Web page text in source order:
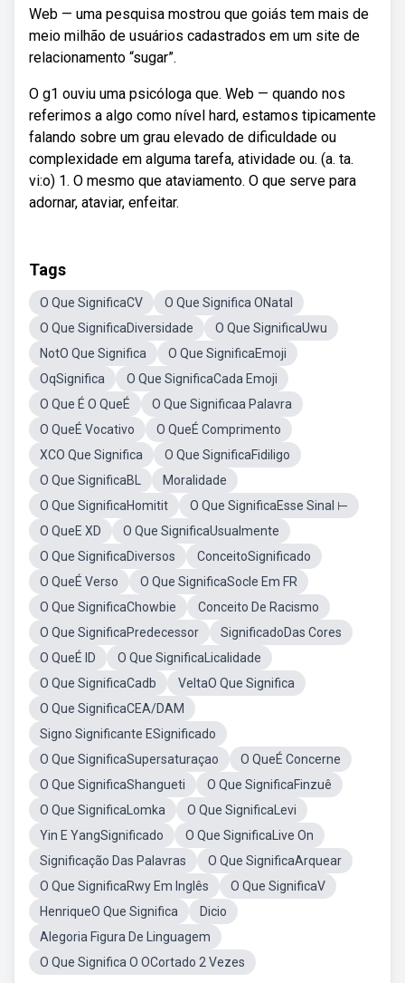
Web — uma pesquisa mostrou que goiás tem mais de
meio milhão de usuários cadastrados em um site de
relacionamento “sugar”.
O g1 ouviu uma psicóloga que. Web — quando nos
referimos a algo como nível hard, estamos tipicamente
falando sobre um grau elevado de dificuldade ou
complexidade em alguma tarefa, atividade ou. (a. ta.
vi:o) 1. O mesmo que ataviamento. O que serve para
adornar, ataviar, enfeitar.
Tags
O Que SignificaCV
O Que Significa ONatal
O Que SignificaDiversidade
O Que SignificaUwu
NotO Que Significa
O Que SignificaEmoji
OqSignifica
O Que SignificaCada Emoji
O Que É O QueÉ
O Que Significaa Palavra
O QueÉ Vocativo
O QueÉ Comprimento
XCO Que Significa
O Que SignificaFidiligo
O Que SignificaBL
Moralidade
O Que SignificaHomitit
O Que SignificaEsse Sinal ⊢
O QueE XD
O Que SignificaUsualmente
O Que SignificaDiversos
ConceitoSignificado
O QueÉ Verso
O Que SignificaSocle Em FR
O Que SignificaChowbie
Conceito De Racismo
O Que SignificaPredecessor
SignificadoDas Cores
O QueÉ ID
O Que SignificaLicalidade
O Que SignificaCadb
VeltaO Que Significa
O Que SignificaCEA/DAM
Signo Significante ESignificado
O Que SignificaSupersaturaçao
O QueÉ Concerne
O Que SignificaShangueti
O Que SignificaFinzuê
O Que SignificaLomka
O Que SignificaLevi
Yin E YangSignificado
O Que SignificaLive On
Significação Das Palavras
O Que SignificaArquear
O Que SignificaRwy Em Inglês
O Que SignificaV
HenriqueO Que Significa
Dicio
Alegoria Figura De Linguagem
O Que Significa O OCortado 2 Vezes